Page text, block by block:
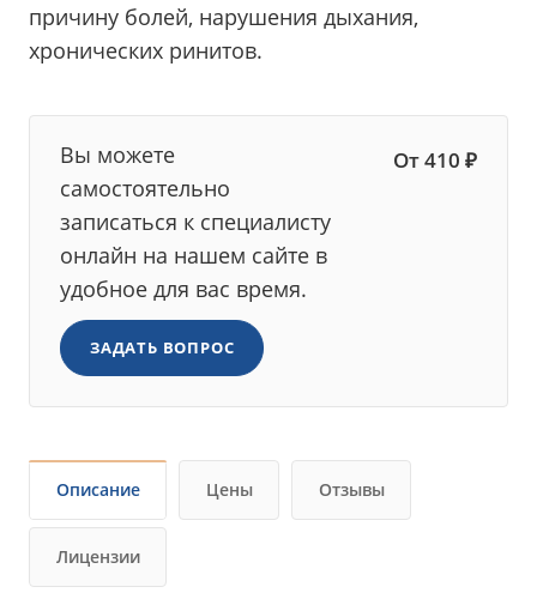
причину болей, нарушения дыхания,
хронических ринитов.
Вы можете
самостоятельно
записаться к специалисту
онлайн на нашем сайте в
удобное для вас время.
От 410 ₽
ЗАДАТЬ ВОПРОС
Описание Цены Отзывы
Лицензии